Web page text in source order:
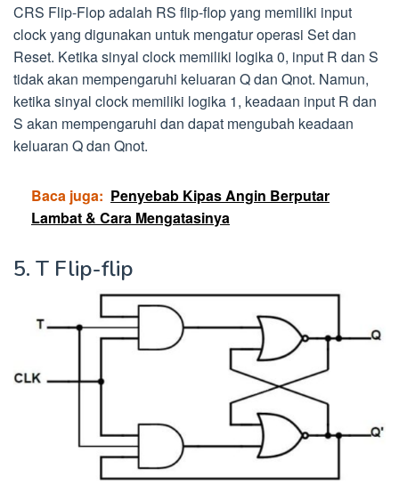
CRS Flip-Flop adalah RS flip-flop yang memiliki input
clock yang digunakan untuk mengatur operasi Set dan
Reset. Ketika sinyal clock memiliki logika 0, input R dan S
tidak akan mempengaruhi keluaran Q dan Qnot. Namun,
ketika sinyal clock memiliki logika 1, keadaan input R dan
S akan mempengaruhi dan dapat mengubah keadaan
keluaran Q dan Qnot.
Baca juga: Penyebab Kipas Angin Berputar
Lambat & Cara Mengatasinya
5. T Flip-flip